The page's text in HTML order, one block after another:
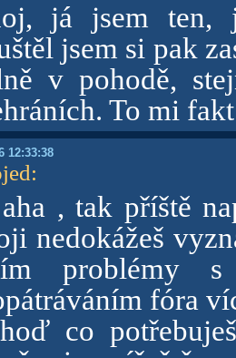
já jsem ten,
jsem si pak
v pohodě,
To mi
12:33:38
:
, tak příště
nedokážeš
problémy
fóra
co